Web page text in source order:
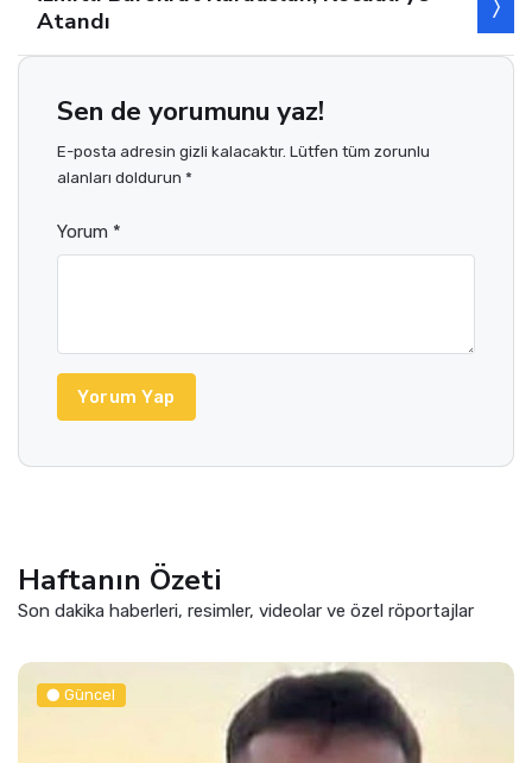
Atandı
Sen de yorumunu yaz!
E-posta adresin gizli kalacaktır. Lütfen tüm zorunlu
alanları doldurun *
Yorum *
Yorum Yap
Haftanın Özeti
Son dakika haberleri, resimler, videolar ve özel röportajlar
Güncel